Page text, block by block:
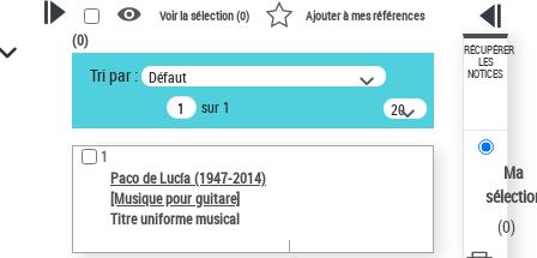
VOTRE RECHERCHE
Recherche avancée dans les
notices d’autorité
Œuvres liées à l'auteur :
Paco de Lucía (1947-2014)
Auteur d’œuvre
Voir la sélection (0) Ajouter à mes références
(0)
Tri par : Défaut
sur 1
20
résultats/page
1
Paco de Lucía (1947-2014)
[Musique pour guitare]
Titre uniforme musical
RÉCUPÉRER
LES
NOTICES
Ma
(0)